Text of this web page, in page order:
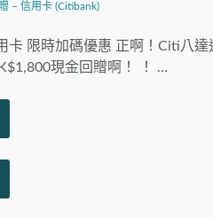
– 信用卡 (Citibank)
卡 限時加碼優惠 正啊！Citi八達
現金回贈啊！ ！ …